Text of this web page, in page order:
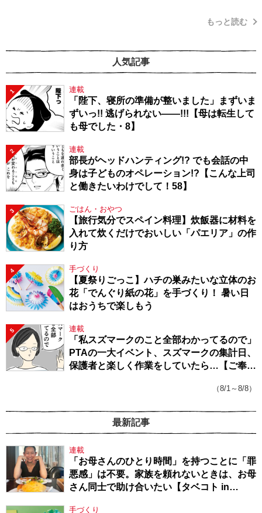
もっと読む
人気記事
1 連載
「陛下、寝所の準備が整いました」まずいま
ずいっ!! 逃げられない――!!!【母は転生して
も母でした・8】
2 連載
部長がヘッドハンティング!? でも会話の中
身は子どものオペレーション!?【こんな上司
と働きたいわけでして！58】
3 ごはん・おやつ
【旅行気分でスペイン料理】炊飯器に材料を
入れて炊くだけでおいしい「パエリア」の作
り方
4 手づくり
【夏祭りごっこ】ハチの巣みたいな立体のお
花「でんぐり紙の花」を手づくり！ 暑い日
はおうちで楽しもう
5 連載
「私スズマークのこと全部わかってるので」
PTAの一大イベント、スズマークの集計日、
保護者と楽しく作業をしていたら…【ご奉仕
（8/1～8/8）
最新記事
連載
「お母さんのひとり時間」を持つことに「罪
悪感」は不要。家族を頼れないときは、お母
さん同士で助け合いたい【タベコト in
手づくり